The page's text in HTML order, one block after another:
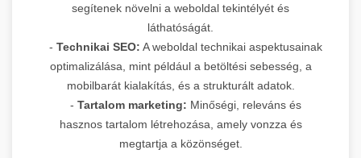
segítenek növelni a weboldal tekintélyét és
láthatóságát.
- Technikai SEO: A weboldal technikai aspektusainak
optimalizálása, mint például a betöltési sebesség, a
mobilbarát kialakítás, és a strukturált adatok.
- Tartalom marketing: Minőségi, releváns és
hasznos tartalom létrehozása, amely vonzza és
megtartja a közönséget.